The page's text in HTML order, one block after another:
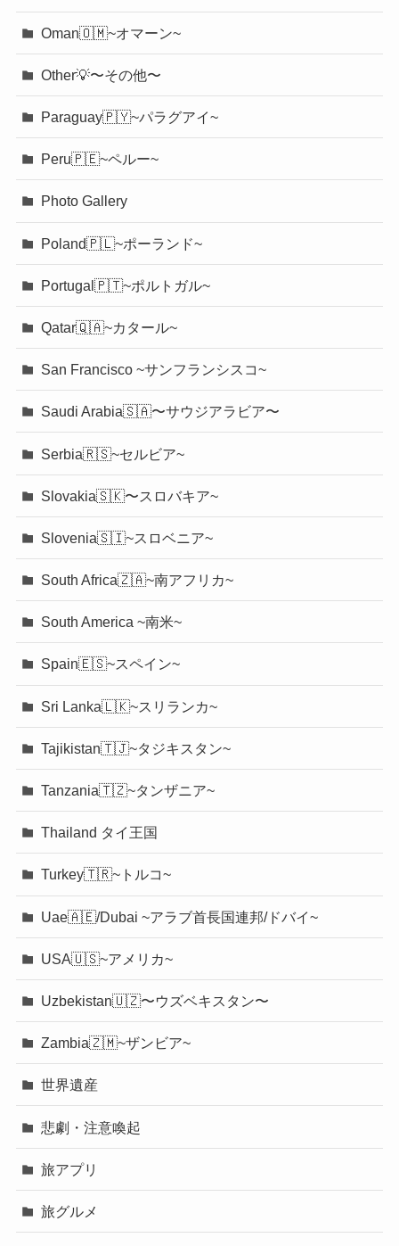
Oman🇴🇲~オマーン~
Other💡〜その他〜
Paraguay🇵🇾~パラグアイ~
Peru🇵🇪~ペルー~
Photo Gallery
Poland🇵🇱~ポーランド~
Portugal🇵🇹~ポルトガル~
Qatar🇶🇦~カタール~
San Francisco ~サンフランシスコ~
Saudi Arabia🇸🇦〜サウジアラビア〜
Serbia🇷🇸~セルビア~
Slovakia🇸🇰〜スロバキア~
Slovenia🇸🇮~スロベニア~
South Africa🇿🇦~南アフリカ~
South America ~南米~
Spain🇪🇸~スペイン~
Sri Lanka🇱🇰~スリランカ~
Tajikistan🇹🇯~タジキスタン~
Tanzania🇹🇿~タンザニア~
Thailand タイ王国
Turkey🇹🇷~トルコ~
Uae🇦🇪/Dubai ~アラブ首長国連邦/ドバイ~
USA🇺🇸~アメリカ~
Uzbekistan🇺🇿〜ウズベキスタン〜
Zambia🇿🇲~ザンビア~
世界遺産
悲劇・注意喚起
旅アプリ
旅グルメ